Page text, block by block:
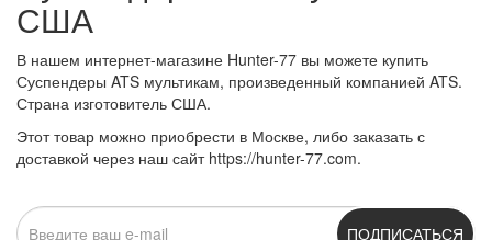
США
В нашем интернет-магазине Hunter-77 вы можете купить
Суспендеры ATS мультикам, произведенный компанией ATS.
Страна изготовитель США.
Этот товар можно приобрести в Москве, либо заказать с
доставкой через наш сайт https://hunter-77.com.
ПОДПИСАТЬСЯ